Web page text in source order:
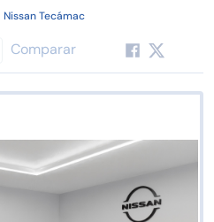
Nissan Tecámac
Comparar